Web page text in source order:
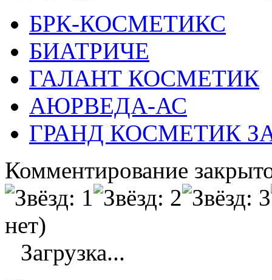
БРК-КОСМЕТИКС
БИАТРИЧЕ
ГАЛАНТ КОСМЕТИК
АЮРВЕДА-АС
ГРАНД КОСМЕТИК
Комментирование
нет)
Загрузка...